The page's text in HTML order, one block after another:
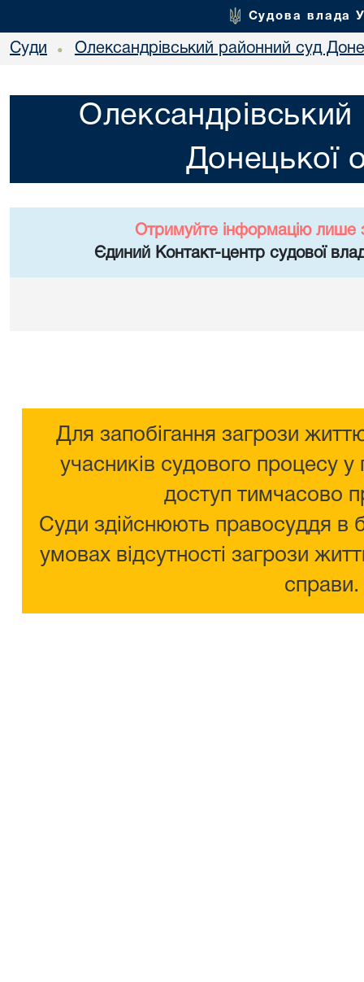
Судова влада
Суди • Олександрівський районний суд
Донецької
Отримуйте інформацію лише
Єдиний Контакт-центр судової
Для запобігання загрози
учасників судового процесу у
доступ тимчасово
Суди здійснюють правосуддя в
умовах відсутності загрози
справи.